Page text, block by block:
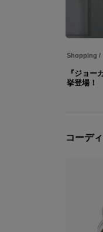
Shopping /
『ジョー
挙登場！
コーデ